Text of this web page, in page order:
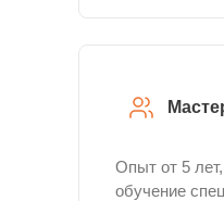
Опыт от 5
обучение